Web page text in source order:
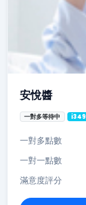
安悅醬
一對多等待中 i349
一對多點數
一對一點數
滿意度評分